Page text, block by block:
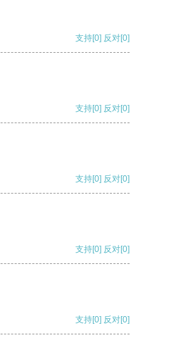
支持[0] 反对[0]
支持[0] 反对[0]
支持[0] 反对[0]
支持[0] 反对[0]
支持[0] 反对[0]